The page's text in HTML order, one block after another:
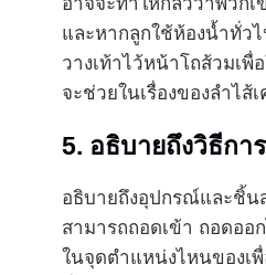
และหากลูกใช้ห้องน้ำทั่
วางเท้าไว้หน้าโถส้วมเพื่
จะช่วยในเรื่องของลำไส้
5. อธิบายถึงวิธีกา
อธิบายถึงอุปกรณ์และชิ้น
สามารถถอดเข้า ถอดออ
ในจุดตำแหน่งไหนของเ